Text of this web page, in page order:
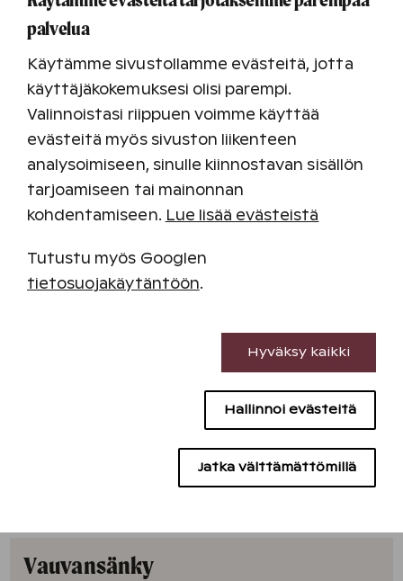
Osta aamiainen edullisesti ennakkoon kaikille
majoittujille koko loman ajaksi. Hinta
(norm. 19 €).
14 € / aikuinen /viipymä
Lomaesittely
Haluatko tehdä lomistasi laadukkaampia ja
joustavampia? Lisää varaukseesi lomaesittely ja
mihinkään. Kiitoksena osallistumisesta saat 50 €
Etu ei koske tutustumislomia.
Vauvansänky
palvelua
Käytämme sivustollamme evästeitä, jotta
käyttäjäkokemuksesi olisi parempi.
Valinnoistasi riippuen voimme käyttää
evästeitä myös sivuston liikenteen
analysoimiseen, sinulle kiinnostavan sisällön
tarjoamiseen tai mainonnan
kohdentamiseen. Lue lisää evästeistä
Tutustu myös Googlen
tietosuojakäytäntöön.
Suorituskyvyn evästeet
Sisällön kohdentamisen evästeet
Jatka välttämättömillä
Hallinnoi evästeitä
Hyväksy kaikki